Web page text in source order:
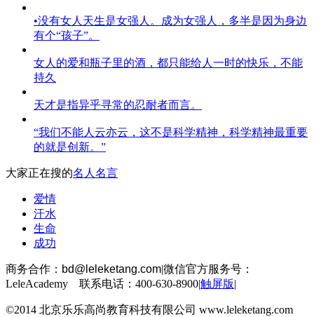
•没有女人天生是女强人。成为女强人，多半是因为身边
有个“孩子”。
女人的爱和瓶子里的酒，都只能给人一时的快乐，不能
持久
天才是指异乎寻常的忍耐者而言。
“我们不能人云亦云，这不是科学精神，科学精神最重要
的就是创新。”
大家正在搜的名人名言
爱情
汗水
生命
成功
商务合作： bd@leleketang.com|微信官方服务号：
LeleAcademy 联系电话：400-630-8900|触屏版|
©2014 北京乐乐高尚教育科技有限公司 www.leleketang.com